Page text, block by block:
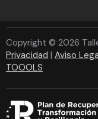
Copyright © 2026
Privacidad | Aviso
TOOOLS